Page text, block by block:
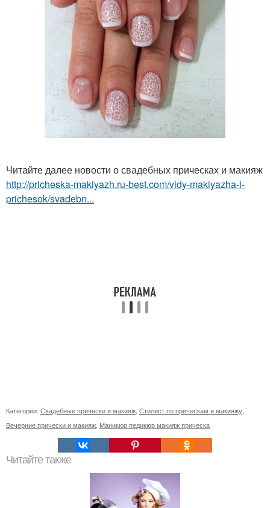
Читайте далее новости о свадебных прическах и макияж
http://pricheska-makiyazh.ru-best.com/vidy-makiyazha-i-
prichesok/svadebn...
Категории: Свадебные прически и макияж, Стилист по прическам и макияжу,
Вечерние прически и макияж, Маникюр педикюр макияж прическа
Читайте также